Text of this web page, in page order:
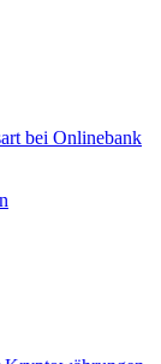
bei Onlinebank